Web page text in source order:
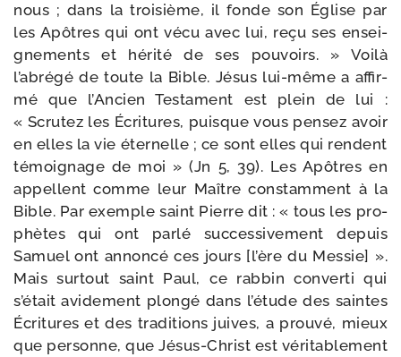
nous ; dans la troi­sième, il fonde son Église par
les Apôtres qui ont vécu avec lui, re­çu ses ensei­
gne­ments et héri­té de ses pou­voirs. » Voilà
l’abrégé de toute la Bible. Jésus lui-​même a affir­
mé que l’Ancien Testament est plein de lui :
« Scrutez les Écritures, puisque vous pen­sez avoir
en elles la vie éter­nelle ; ce sont elles qui rendent
témoi­gnage de moi » (Jn 5, 39). Les Apôtres en
appellent comme leur Maître constam­ment à la
Bible. Par exemple saint Pierre dit : « tous les pro­
phètes qui ont par­lé suc­ces­si­ve­ment depuis
Samuel ont annon­cé ces jours [l’ère du Messie] ».
Mais sur­tout saint Paul, ce rab­bin conver­ti qui
s’était avi­de­ment plon­gé dans l’étude des saintes
Écritures et des tra­di­tions juives, a prou­vé, mieux
que per­sonne, que Jésus-​Christ est véri­ta­ble­ment